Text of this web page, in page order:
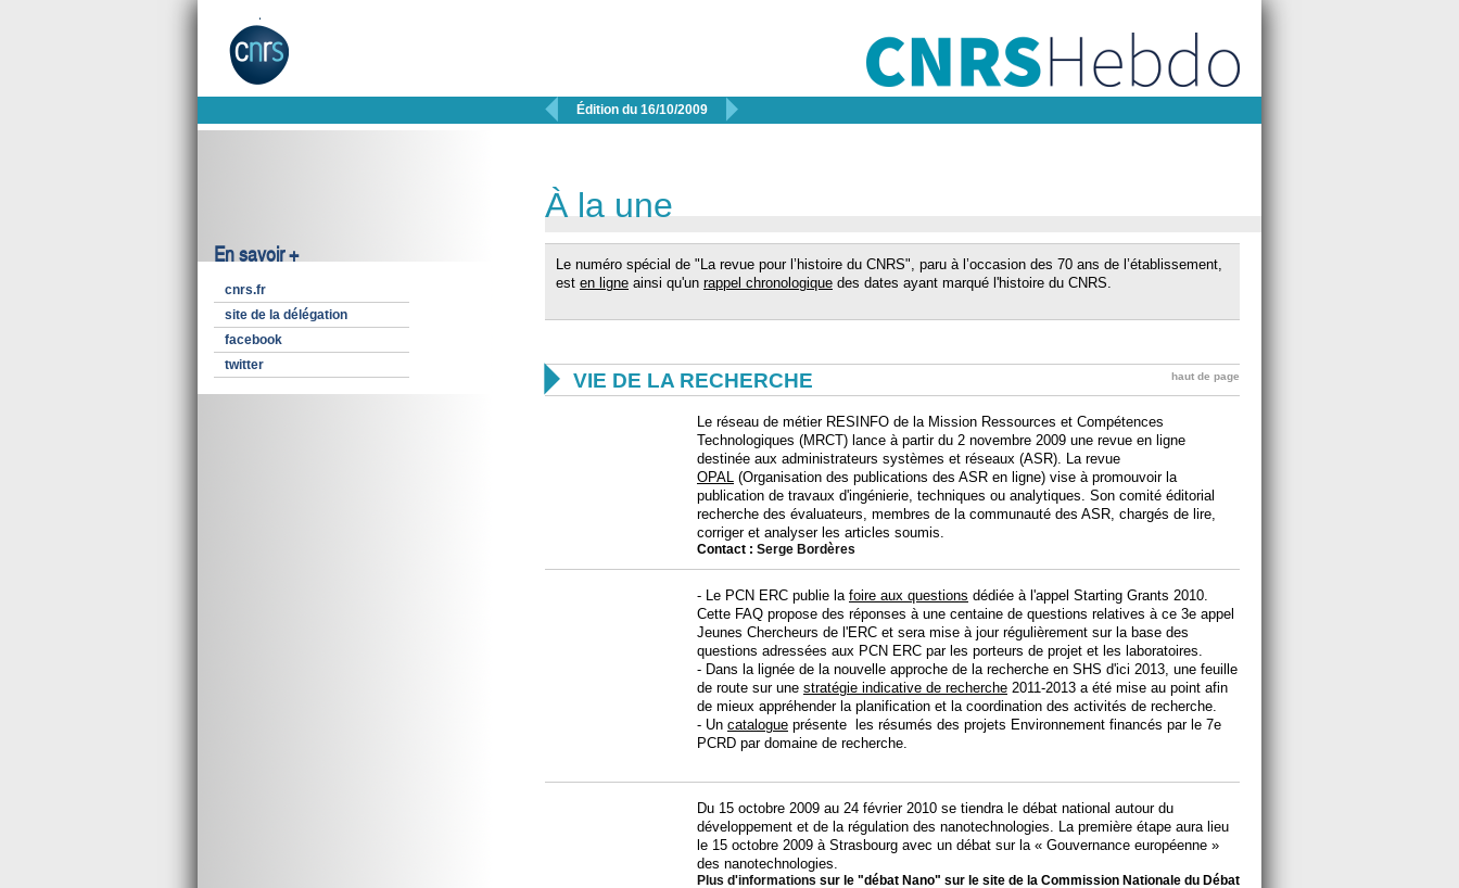
 Édition du 16/10/2009 
En savoir +
cnrs.fr
site de la délégation
facebook
twitter
À la une
Le numéro spécial de "La revue pour l’histoire du CNRS", paru à l’occasion des 70 ans de l’établissement,
est en ligne ainsi qu'un rappel chronologique des dates ayant marqué l'histoire du CNRS.
 VIE DE LA RECHERCHE haut de page
Le réseau de métier RESINFO de la Mission Ressources et Compétences
Technologiques (MRCT) lance à partir du 2 novembre 2009 une revue en ligne
destinée aux administrateurs systèmes et réseaux (ASR). La revue
OPAL (Organisation des publications des ASR en ligne) vise à promouvoir la
publication de travaux d'ingénierie, techniques ou analytiques. Son comité éditorial
recherche des évaluateurs, membres de la communauté des ASR, chargés de lire,
corriger et analyser les articles soumis.
Contact : Serge Bordères
- Le PCN ERC publie la foire aux questions dédiée à l'appel Starting Grants 2010.
Cette FAQ propose des réponses à une centaine de questions relatives à ce 3e appel
Jeunes Chercheurs de l'ERC et sera mise à jour régulièrement sur la base des
questions adressées aux PCN ERC par les porteurs de projet et les laboratoires.
- Dans la lignée de la nouvelle approche de la recherche en SHS d'ici 2013, une feuille
de route sur une stratégie indicative de recherche 2011-2013 a été mise au point afin
de mieux appréhender la planification et la coordination des activités de recherche.
- Un catalogue présente les résumés des projets Environnement financés par le 7e
PCRD par domaine de recherche.
Du 15 octobre 2009 au 24 février 2010 se tiendra le débat national autour du
développement et de la régulation des nanotechnologies. La première étape aura lieu
le 15 octobre 2009 à Strasbourg avec un débat sur la « Gouvernance européenne »
des nanotechnologies.
Plus d'informations sur le "débat Nano" sur le site de la Commission Nationale du Débat